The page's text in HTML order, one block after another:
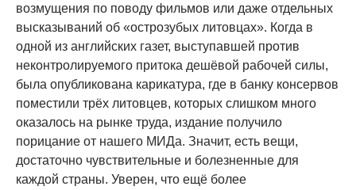
возмущения по поводу фильмов или даже отдельных
высказываний об «острозубых литовцах». Когда в
одной из английских газет, выступавшей против
неконтролируемого притока дешёвой рабочей силы,
была опубликована карикатура, где в банку консервов
поместили трёх литовцев, которых слишком много
оказалось на рынке труда, издание получило
порицание от нашего МИДа. Значит, есть вещи,
достаточно чувствительные и болезненные для
каждой страны. Уверен, что ещё более